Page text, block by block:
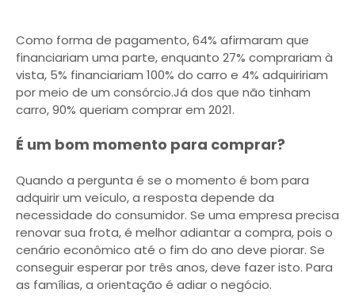
Como forma de pagamento, 64% afirmaram que
financiariam uma parte, enquanto 27% comprariam à
vista, 5% financiariam 100% do carro e 4% adquiririam
por meio de um consórcio.Já dos que não tinham
carro, 90% queriam comprar em 2021.
É um bom momento para comprar?
Quando a pergunta é se o momento é bom para
adquirir um veículo, a resposta depende da
necessidade do consumidor. Se uma empresa precisa
renovar sua frota, é melhor adiantar a compra, pois o
cenário econômico até o fim do ano deve piorar. Se
conseguir esperar por três anos, deve fazer isto. Para
as famílias, a orientação é adiar o negócio.